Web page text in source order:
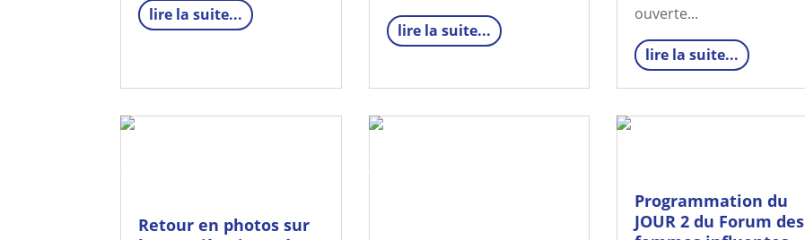
lire la suite...
lire la suite...
ouverte...
lire la suite...
Retour en photos sur
Programmation du
JOUR 2 du Forum des